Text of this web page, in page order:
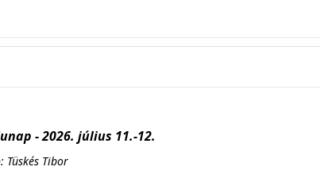
- 2026. július 11.-12.
Tüskés Tibor